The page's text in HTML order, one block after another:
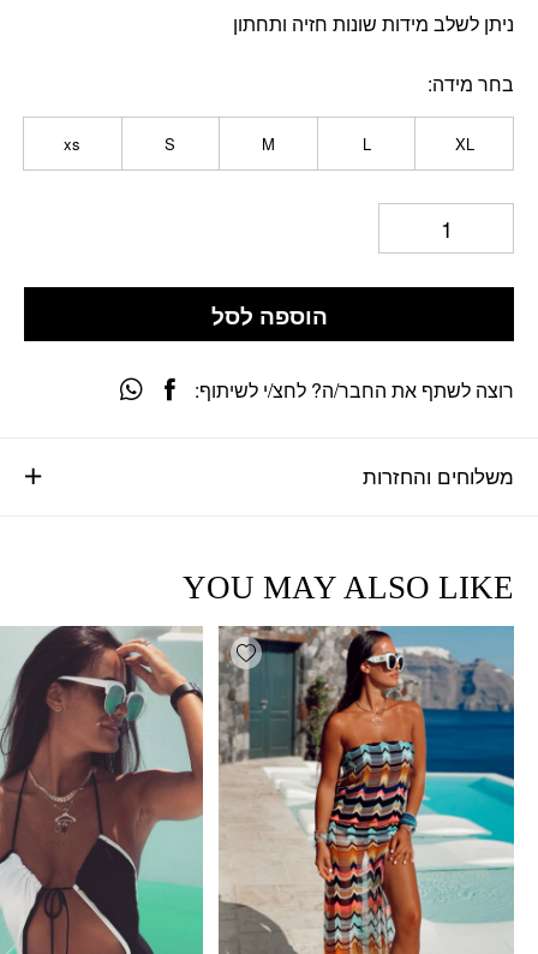
ניתן לשלב מידות שונות חזיה ותחתון
בחר מידה
XL
L
M
S
xs
הוספה לסל
משלוחים והחזרות
רוצה לשתף את החבר/ה? לחצ/י לשיתוף:
YOU MAY ALSO LIKE
Add wishlist